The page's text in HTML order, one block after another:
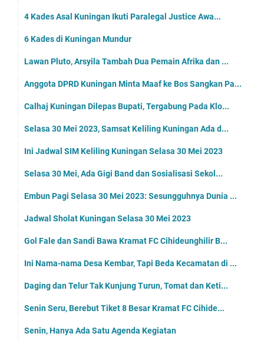
4 Kades Asal Kuningan Ikuti Paralegal Justice Awa...
6 Kades di Kuningan Mundur
Lawan Pluto, Arsyila Tambah Dua Pemain Afrika dan ...
Anggota DPRD Kuningan Minta Maaf ke Bos Sangkan Pa...
Calhaj Kuningan Dilepas Bupati, Tergabung Pada Klo...
Selasa 30 Mei 2023, Samsat Keliling Kuningan Ada d...
Ini Jadwal SIM Keliling Kuningan Selasa 30 Mei 2023
Selasa 30 Mei, Ada Gigi Band dan Sosialisasi Sekol...
Embun Pagi Selasa 30 Mei 2023: Sesungguhnya Dunia ...
Jadwal Sholat Kuningan Selasa 30 Mei 2023
Gol Fale dan Sandi Bawa Kramat FC Cihideunghilir B...
Ini Nama-nama Desa Kembar, Tapi Beda Kecamatan di ...
Daging dan Telur Tak Kunjung Turun, Tomat dan Keti...
Senin Seru, Berebut Tiket 8 Besar Kramat FC Cihide...
Senin, Hanya Ada Satu Agenda Kegiatan